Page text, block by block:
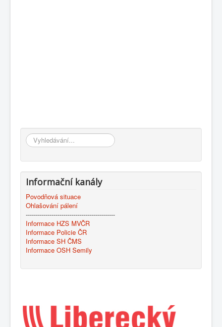
Vyhledávání...
Informační kanály
Povodňová situace
Ohlašování pálení
---------------------------------------------
Informace HZS MVČR
Informace Policie ČR
Informace SH ČMS
Informace OSH Semily